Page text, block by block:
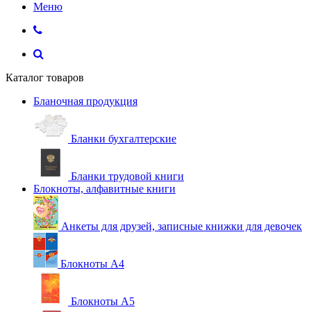
Меню
Каталог товаров
Бланочная продукция
Бланки бухгалтерские
Бланки трудовой книги
Блокноты, алфавитные книги
Анкеты для друзей, записные книжки для девочек
Блокноты А4
Блокноты А5